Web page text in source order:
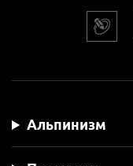
Альпинизм